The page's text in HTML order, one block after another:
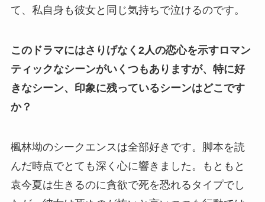
て、私自身も彼女と同じ気持ちで泣けるのです。
このドラマにはさりげなく2人の恋心を示すロマン
ティックなシーンがいくつもありますが、特に好
きなシーン、印象に残っているシーンはどこです
か？
楓林坳のシークエンスは全部好きです。脚本を読
んだ時点でとても深く心に響きました。もともと
袁今夏は生きるのに貪欲で死を恐れるタイプでし